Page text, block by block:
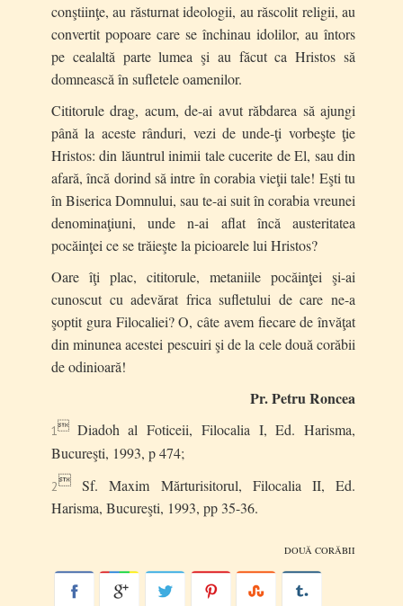
conştiinţe, au răsturnat ideologii, au răscolit religii, au
convertit popoare care se închinau idolilor, au întors
pe cealaltă parte lumea şi au făcut ca Hristos să
domnească în sufletele oamenilor.
Cititorule drag, acum, de-ai avut răbdarea să ajungi
până la aceste rânduri, vezi de unde-ţi vorbeşte ţie
Hristos: din lăuntrul inimii tale cucerite de El, sau din
afară, încă dorind să intre în corabia vieţii tale! Eşti tu
în Biserica Domnului, sau te-ai suit în corabia vreunei
denominaţiuni, unde n-ai aflat încă austeritatea
pocăinţei ce se trăieşte la picioarele lui Hristos?
Oare îţi plac, cititorule, metaniile pocăinţei şi-ai
cunoscut cu adevărat frica sufletului de care ne-a
şoptit gura Filocaliei? O, câte avem fiecare de învăţat
din minunea acestei pescuiri şi de la cele două corăbii
de odinioară!
Pr. Petru Roncea
1 Diadoh al Foticeii, Filocalia I, Ed. Harisma,
Bucureşti, 1993, p 474;
2 Sf. Maxim Mărturisitorul, Filocalia II, Ed.
Harisma, Bucureşti, 1993, pp 35-36.
DOUĂ CORĂBII